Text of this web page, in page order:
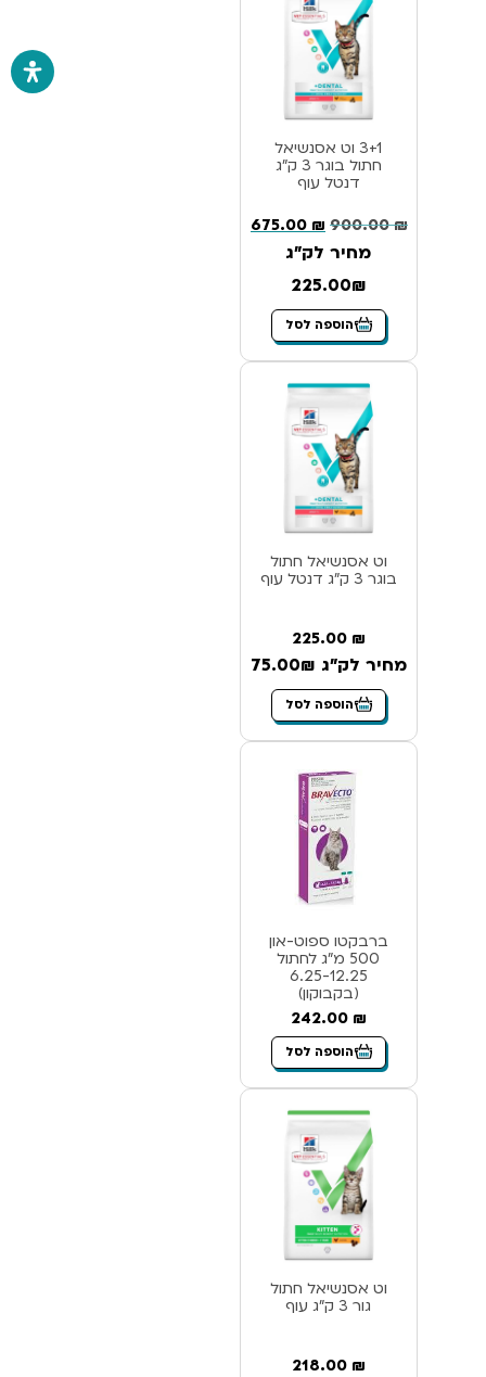
3+1 וט אסנשיאל
חתול בוגר 3 ק”ג
דנטל עוף
900.00₪
675.00 ₪
מחיר לק"ג
225.00₪
הוספה לסל
וט אסנשיאל חתול
בוגר 3 ק”ג דנטל עוף
225.00 ₪
מחיר לק"ג 75.00₪
הוספה לסל
ברבקטו ספוט-און
500 מ”ג לחתול
6.25-12.25
(בקבוקון)
242.00 ₪
הוספה לסל
וט אסנשיאל חתול
גור 3 ק”ג עוף
218.00 ₪